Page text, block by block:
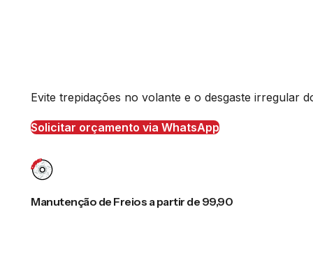
Evite trepidações no volante e o desgaste irregular
Solicitar orçamento via WhatsApp
Manutenção de Freios a partir de 99,90